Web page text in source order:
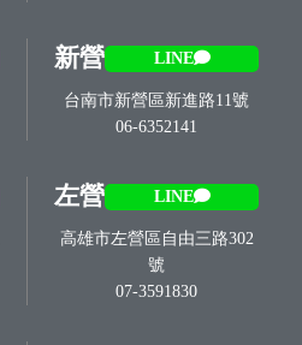
新營 LINE
台南市新營區新進路11號
06-6352141
左營 LINE
高雄市左營區自由三路302
號
07-3591830